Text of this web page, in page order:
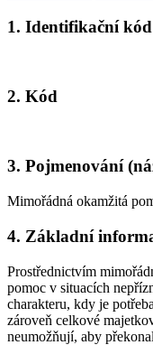
1. Identifikační kód
2. Kód
3. Pojmenování
Mimořádná okamžitá
4. Základní
Prostřednictvím
pomoc v situacích
charakteru, kdy je
zároveň celkové
neumožňují, aby